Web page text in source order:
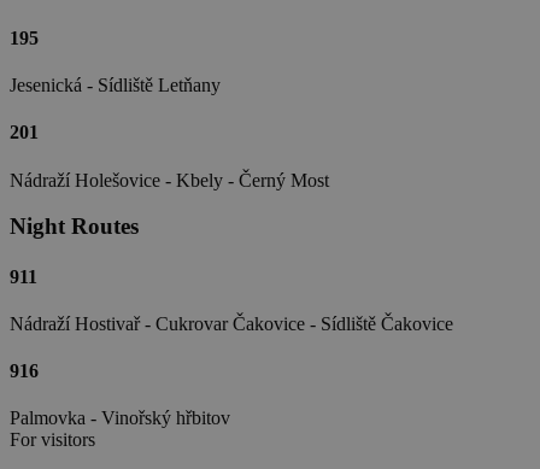
195
Jesenická - Sídliště Letňany
201
Nádraží Holešovice - Kbely - Černý Most
Night Routes
911
Nádraží Hostivař - Cukrovar Čakovice - Sídliště Čakovice
916
Palmovka - Vinořský hřbitov
For visitors